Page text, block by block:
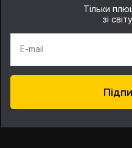
Якщо так розібратися, то тут
треба заздалегідь трохи
про ухвалене рішення.
Визначтеся з розміром.
знайдете шкарпетки з Гаррі
розмірної сітки.
Вибираєте шкарпетки
Оформлення. Мабуть, це
Тільки
зі
E-mail